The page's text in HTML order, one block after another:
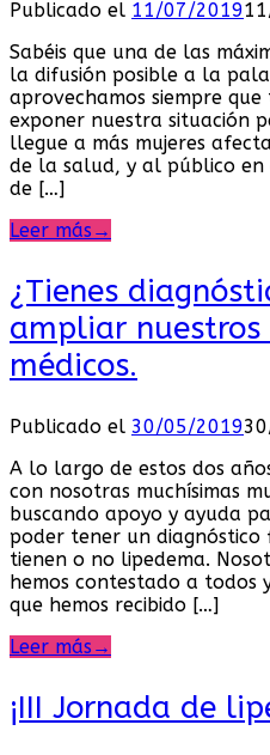
Publicado el 11/07/2019
Sabéis que una de las
la difusión posible a la
aprovechamos siempre
exponer nuestra situación
llegue a más mujeres
de la salud, y al público en
de […]
Leer más →
¿Tienes
ampliar nuestros
médicos.
Publicado el 30/05/2019
A lo largo de estos dos
con nosotras muchísimas
buscando apoyo y ayuda
poder tener un diagnóstico
tienen o no lipedema.
hemos contestado a todos
que hemos recibido […]
Leer más →
¡III Jornada de